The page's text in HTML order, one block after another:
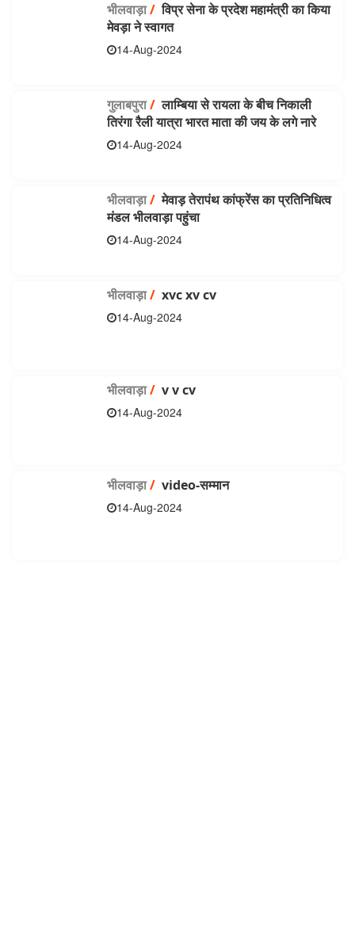
भीलवाड़ा/विप्र सेना के प्रदेश महामंत्री का किया
मेवड़ा ने स्वागत
14-Aug-2024
गुलाबपुरा/लाम्बिया से रायला के बीच निकाली
तिरंगा रैली यात्रा भारत माता की जय के लगे नारे
14-Aug-2024
भीलवाड़ा/मेवाड़ तेरापंथ कांफ्रेंस का प्रतिनिधित्व
मंडल भीलवाड़ा पहुंचा
14-Aug-2024
भीलवाड़ा/ xvc xv cv
14-Aug-2024
भीलवाड़ा/ v v cv
14-Aug-2024
भीलवाड़ा/ video-सम्मान
14-Aug-2024